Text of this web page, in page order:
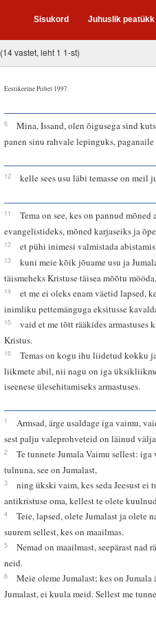
Sisukord Juhuslik peatükk
(14 vastet, leht 1 1-st)
Eestikeelne Piibel 1997
6
Mina, Issand, olen õigusega sind
panen sinu rahvale lepinguks, paganaile
12 kelle sees usu läbi temasse on meil
11
Tema on see, kes on pannud
evangelistideks, mõned karjaseiks ja
12 et pühi inimesi valmistada
13
kuni meie kõik jõuame usu ja
täismeheks Kristuse täisea mõõtu mööda,
14
et me ei oleks enam väetid lapsed,
inimliku pettemänguga eksitusse
15
vaid et me tõtt rääkides armastuses
Kristus.
16
Temas on kogu ihu liidetud kokku
liikmete abil, nii nagu on iga
iseenese ülesehitamiseks armastuses.
1
Armsad, ärge usaldage iga vaimu,
sest palju valeprohveteid on läinud
2
Te tunnete Jumala Vaimu sellest:
tulnuna, see on Jumalast,
3
ning ükski vaim, kes seda Jeesust ei
antikristuse oma, kellest te olete
4
Teie, lapsed, olete Jumalast ja olete
suurem sellest, kes on maailmas.
5
Nemad on maailmast, seepärast
neid.
6
Meie oleme Jumalast; kes on
Jumalast, ei kuula meid. Sellest me